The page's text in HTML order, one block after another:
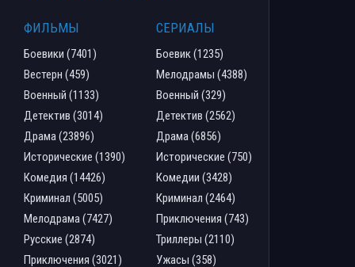
ФИЛЬМЫ
Боевики (7401)
Вестерн (459)
Военный (1133)
Детектив (3014)
Драма (23896)
Исторические (1390)
Комедия (14426)
Криминал (5005)
Мелодрама (7427)
Русские (2874)
Приключения (3021)
СЕРИАЛЫ
Боевик (1235)
Мелодрамы (4388)
Военный (329)
Детектив (2562)
Драма (6856)
Исторические (750)
Комедии (3428)
Криминал (2464)
Приключения (743)
Триллеры (2110)
Ужасы (358)